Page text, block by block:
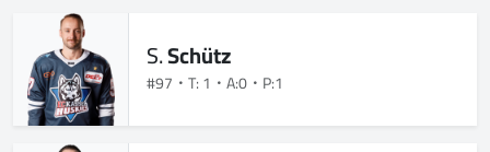
S.Schütz
#97 T: 1 A:0 P:1